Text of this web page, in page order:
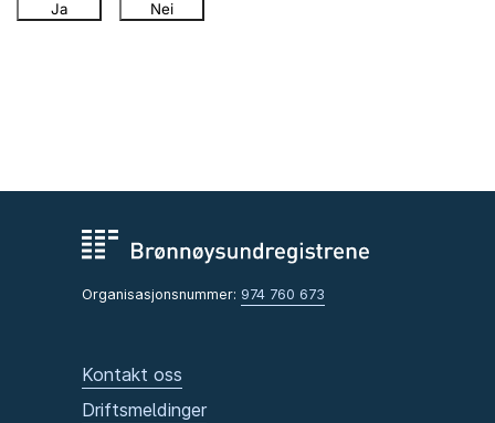
Ja Nei
Organisasjonsnummer: 974 760 673
Kontakt oss
Driftsmeldinger